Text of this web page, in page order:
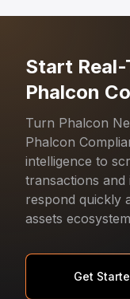
Start
Phalcon
Turn Phalcon
Phalcon
intelligence to
transactions and
respond quickly
assets
Get